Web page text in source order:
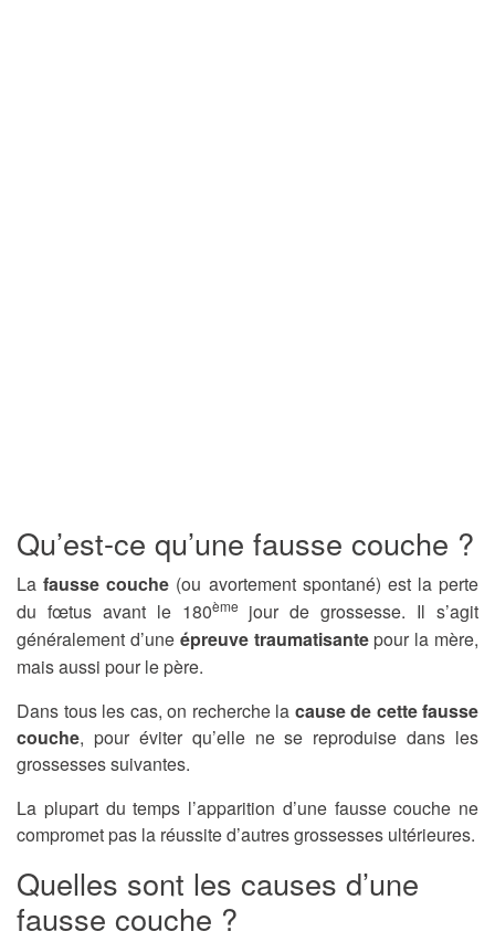
Qu’est-ce qu’une fausse couche ?
La fausse couche (ou avortement spontané) est la perte
du fœtus avant le 180ème
jour de grossesse. Il s’agit
généralement d’une épreuve traumatisantepour la mère,
mais aussi pour le père.
Dans tous les cas, on recherche la cause de cette fausse
couche, pour éviter qu’elle ne se reproduise dans les
grossesses suivantes.
La plupart du temps l’apparition d’une fausse couche ne
compromet pas la réussite d’autres grossesses ultérieures.
Quelles sont les causes d’une
fausse couche ?